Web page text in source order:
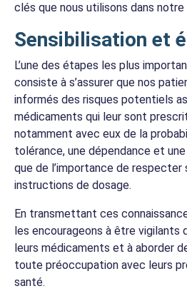
clés que nous utilisons dans notre
Sensibilisation et
L’une des étapes les plus
consiste à s’assurer que nos
informés des risques potentiels
médicaments qui leur sont
notamment avec eux de la
tolérance, une dépendance et
que de l’importance de
instructions de dosage.
En transmettant ces
les encourageons à être vigilants
leurs médicaments et à aborder
toute préoccupation avec leurs
santé.